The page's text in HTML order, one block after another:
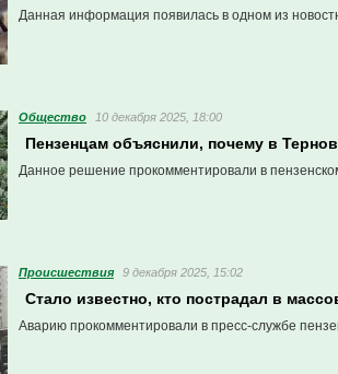
Данная информация появилась в одном из
Общество 10 декабря 2025, 18:00
Пензенцам объяснили, почему в
Данное решение прокомментировали в
Проиcшествия 9 декабря 2025, 15:02
Стало известно, кто пострадал в
Аварию прокомментировали в пресс-службе